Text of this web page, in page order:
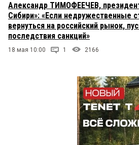
Александр ТИМОФЕЕЧЕВ,
Сибири»: «Если недружественные
вернуться на российский рынок,
последствия санкций»
18 мая 10:00 1 2166